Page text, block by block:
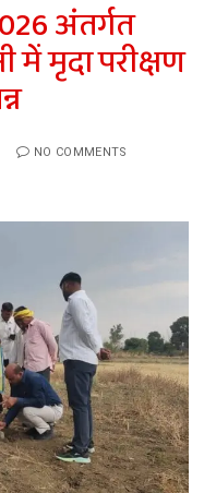
अंतर्गत
में मृदा परीक्षण
NO COMMENTS